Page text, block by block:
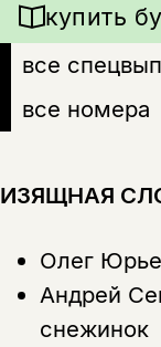
все
все номера
купить
ИЗЯЩНАЯ
Олег
Андрей
снежинок